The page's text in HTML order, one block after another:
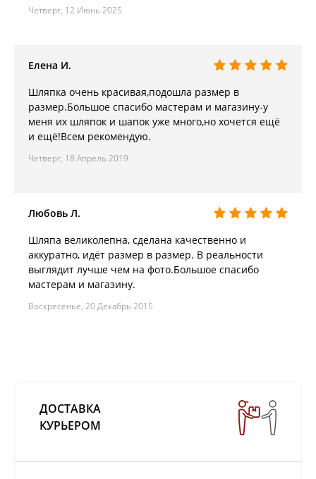
Четверг, 12 Июнь 2025
Елена И.
Шляпка очень красивая,подошла размер в
размер.Большое спасибо мастерам и магазину-у
меня их шляпок и шапок уже много,но хочется ещё
и ещё!Всем рекомендую.
Четверг, 18 Апрель 2019
Любовь Л.
Шляпа великолепна, сделана качественно и
аккуратно, идёт размер в размер. В реальности
выглядит лучше чем на фото.Большое спасибо
мастерам и магазину.
Воскресенье, 20 Декабрь 2015
ДОСТАВКА
КУРЬЕРОМ